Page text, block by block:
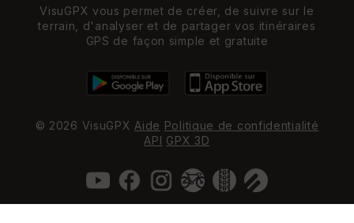
VisuGPX vous permet de créer, de suivre sur le
terrain, d'analyser et de partager vos itinéraires
GPS de façon simple et gratuite
© 2026 VisuGPX Aide Politique de confidentialité
API GPX 3D